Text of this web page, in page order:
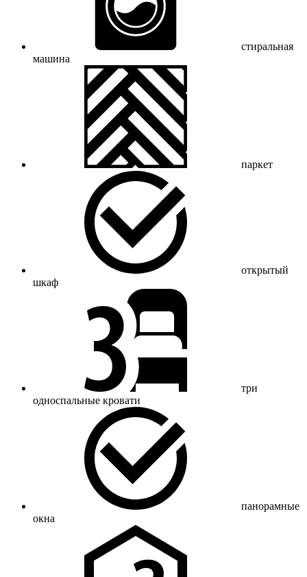
стиральная
машина
паркет
открытый
шкаф
три
односпальные кровати
панорамные
окна